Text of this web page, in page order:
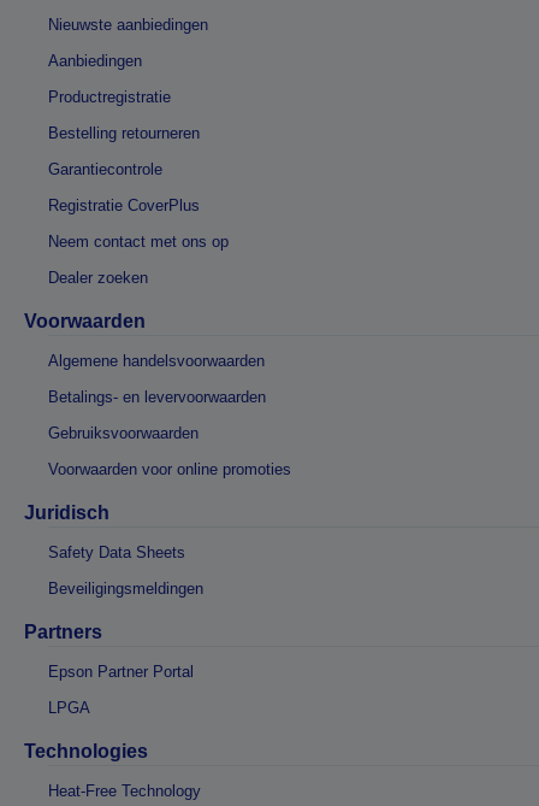
Nieuwste aanbiedingen
Aanbiedingen
Productregistratie
Bestelling retourneren
Garantiecontrole
Registratie CoverPlus
Neem contact met ons op
Dealer zoeken
Voorwaarden
Algemene handelsvoorwaarden
Betalings- en levervoorwaarden
Gebruiksvoorwaarden
Voorwaarden voor online promoties
Juridisch
Safety Data Sheets
Beveiligingsmeldingen
Partners
Epson Partner Portal
LPGA
Technologies
Heat-Free Technology